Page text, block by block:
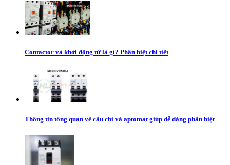
Contactor và khởi động từ là gì? Phân biệt chi tiết
Thông tin tổng quan về cầu chì và aptomat giúp dễ dàng phân biệt